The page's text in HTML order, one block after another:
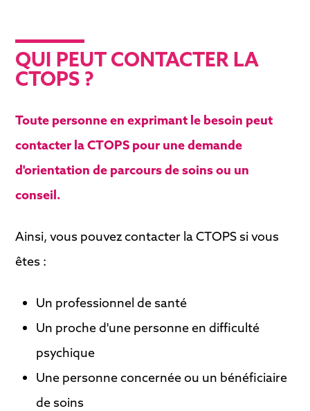
QUI PEUT CONTACTER LA
CTOPS ?
Toute personne en exprimant le besoin peut
contacter la CTOPS pour une demande
d'orientation de parcours de soins ou un
conseil.
Ainsi, vous pouvez contacter la CTOPS si vous
êtes :
Un professionnel de santé
Un proche d'une personne en difficulté
psychique
Une personne concernée ou un bénéficiaire
de soins